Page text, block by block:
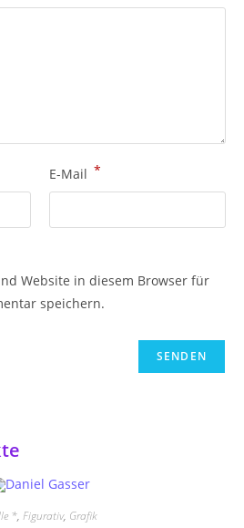
E-Mail *
Website in diesem Browser für
speichern.
*, Figurativ, Grafik